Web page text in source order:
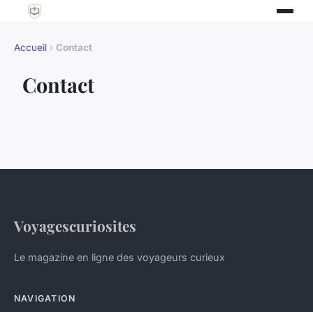
Accueil › Contact
Contact
Voyagescuriosites
Le magazine en ligne des voyageurs curieux
NAVIGATION